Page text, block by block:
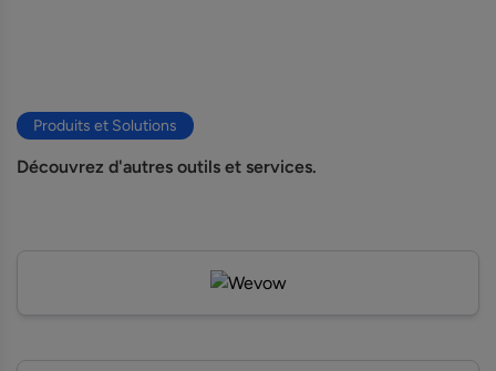
Produits et Solutions
Découvrez d'autres outils et services.